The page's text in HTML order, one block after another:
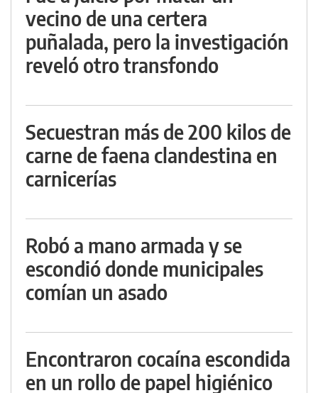
vecino de una certera
puñalada, pero la investigación
reveló otro transfondo
Secuestran más de 200 kilos de
carne de faena clandestina en
carnicerías
Robó a mano armada y se
escondió donde municipales
comían un asado
Encontraron cocaína escondida
en un rollo de papel higiénico